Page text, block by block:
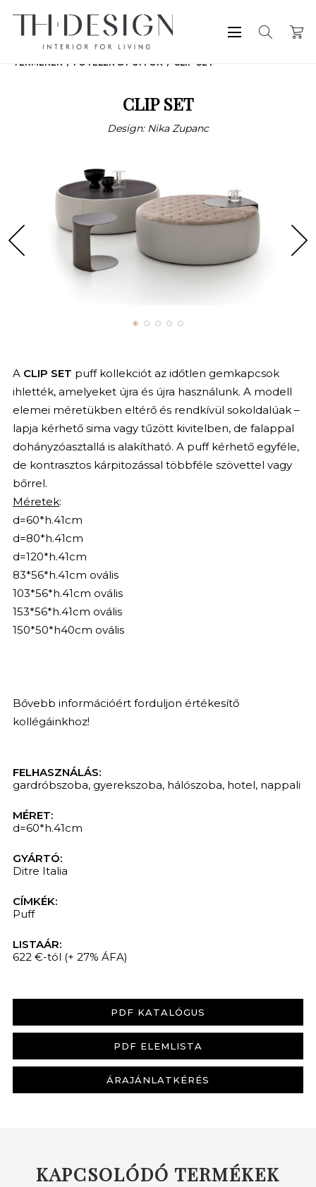
TERMÉKEK FOTELEK & PUFFOK CLIP SET
CLIP SET
Design: Nika Zupanc
A CLIP SET puff kollekciót az időtlen gemkapcsok
ihlették, amelyeket újra és újra használunk. A modell
elemei méretükben eltérő és rendkívül sokoldalúak –
lapja kérhető sima vagy tűzött kivitelben, de falappal
dohányzóasztallá is alakítható. A puff kérhető egyféle,
de kontrasztos kárpitozással többféle szövettel vagy
bőrrel.
Méretek:
d=60*h.41cm
d=80*h.41cm
d=120*h.41cm
83*56*h.41cm ovális
103*56*h.41cm ovális
153*56*h.41cm ovális
150*50*h40cm ovális
Bővebb információért forduljon értékesítő
kollégáinkhoz!
FELHASZNÁLÁS:
gardróbszoba, gyerekszoba, hálószoba, hotel, nappali
MÉRET:
d=60*h.41cm
GYÁRTÓ:
Ditre Italia
CÍMKÉK:
Puff
LISTAÁR:
622 €-tól (+ 27% ÁFA)
PDF KATALÓGUS
PDF ELEMLISTA
ÁRAJÁNLATKÉRÉS
KAPCSOLÓDÓ TERMÉKEK
KERESÉS